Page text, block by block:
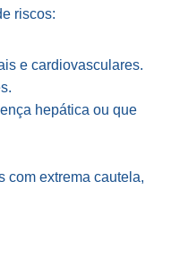
riscos:
e cardiovasculares.
hepática ou que
com extrema cautela,